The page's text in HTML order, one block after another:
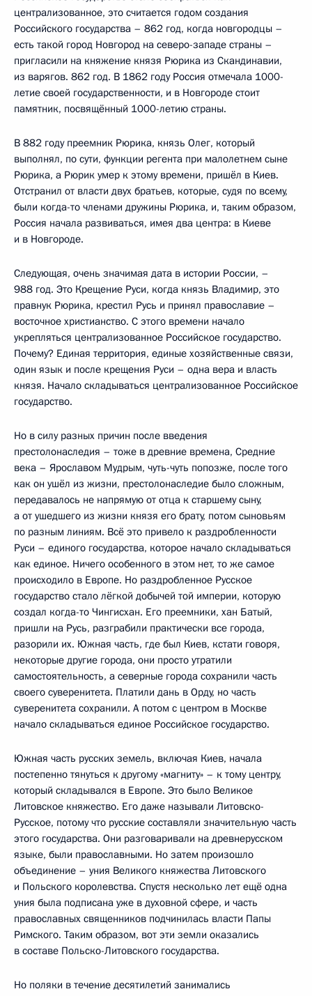
централизованное, это считается годом создания
Российского государства – 862 год, когда новгородцы –
есть такой город Новгород на северо-западе страны –
пригласили на княжение князя Рюрика из Скандинавии,
из варягов. 862 год. В 1862 году Россия отмечала 1000-
летие своей государственности, и в Новгороде стоит
памятник, посвящённый 1000-летию страны.
В 882 году преемник Рюрика, князь Олег, который
выполнял, по сути, функции регента при малолетнем сыне
Рюрика, а Рюрик умер к этому времени, пришёл в Киев.
Отстранил от власти двух братьев, которые, судя по всему,
были когда-то членами дружины Рюрика, и, таким образом,
Россия начала развиваться, имея два центра: в Киеве
и в Новгороде.
Следующая, очень значимая дата в истории России, –
988 год. Это Крещение Руси, когда князь Владимир, это
правнук Рюрика, крестил Русь и принял православие –
восточное христианство. С этого времени начало
укрепляться централизованное Российское государство.
Почему? Единая территория, единые хозяйственные связи,
один язык и после крещения Руси – одна вера и власть
князя. Начало складываться централизованное Российское
государство.
Но в силу разных причин после введения
престолонаследия – тоже в древние времена, Средние
века – Ярославом Мудрым, чуть-чуть попозже, после того
как он ушёл из жизни, престолонаследие было сложным,
передавалось не напрямую от отца к старшему сыну,
а от ушедшего из жизни князя его брату, потом сыновьям
по разным линиям. Всё это привело к раздробленности
Руси – единого государства, которое начало складываться
как единое. Ничего особенного в этом нет, то же самое
происходило в Европе. Но раздробленное Русское
государство стало лёгкой добычей той империи, которую
создал когда-то Чингисхан. Его преемники, хан Батый,
пришли на Русь, разграбили практически все города,
разорили их. Южная часть, где был Киев, кстати говоря,
некоторые другие города, они просто утратили
самостоятельность, а северные города сохранили часть
своего суверенитета. Платили дань в Орду, но часть
суверенитета сохранили. А потом с центром в Москве
начало складываться единое Российское государство.
Южная часть русских земель, включая Киев, начала
постепенно тянуться к другому «магниту» – к тому центру,
который складывался в Европе. Это было Великое
Литовское княжество. Его даже называли Литовско-
Русское, потому что русские составляли значительную часть
этого государства. Они разговаривали на древнерусском
языке, были православными. Но затем произошло
объединение – уния Великого княжества Литовского
и Польского королевства. Спустя несколько лет ещё одна
уния была подписана уже в духовной сфере, и часть
православных священников подчинилась власти Папы
Римского. Таким образом, вот эти земли оказались
в составе Польско-Литовского государства.
Но поляки в течение десятилетий занимались